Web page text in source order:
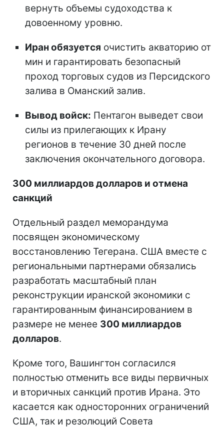
вернуть объемы судоходства к
довоенному уровню.
Иран обязуется очистить акваторию от
мин и гарантировать безопасный
проход торговых судов из Персидского
залива в Оманский залив.
Вывод войск: Пентагон выведет свои
силы из прилегающих к Ирану
регионов в течение 30 дней после
заключения окончательного договора.
300 миллиардов долларов и отмена
санкций
Отдельный раздел меморандума
посвящен экономическому
восстановлению Тегерана. США вместе с
региональными партнерами обязались
разработать масштабный план
реконструкции иранской экономики с
гарантированным финансированием в
размере не менее 300 миллиардов
долларов.
Кроме того, Вашингтон согласился
полностью отменить все виды первичных
и вторичных санкций против Ирана. Это
касается как односторонних ограничений
США, так и резолюций Совета